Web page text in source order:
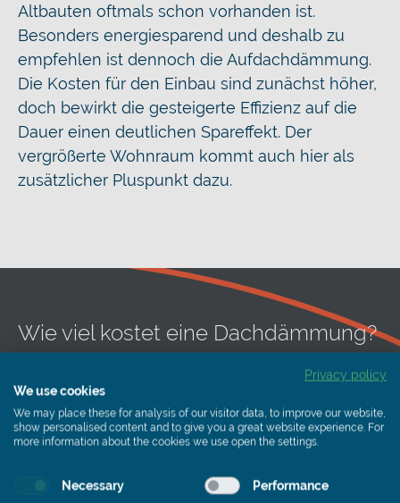
Altbauten oftmals schon vorhanden ist.
Besonders energiesparend und deshalb zu
empfehlen ist dennoch die Aufdachdämmung.
Die Kosten für den Einbau sind zunächst höher,
doch bewirkt die gesteigerte Effizienz auf die
Dauer einen deutlichen Spareffekt. Der
vergrößerte Wohnraum kommt auch hier als
zusätzlicher Pluspunkt dazu.
Wie viel kostet eine Dachdämmung?
Die Kosten für eine neue Dämmung sind von
einer Vielzahl von Faktoren abhängig und
lassen sich daher lediglich in Preisspannen
angeben. Für Auf-, Unter- und
der Wärmedämmung pro Quadratmeter stark.
Privacy policy
We use cookies
We may place these for analysis of our visitor data, to improve our website,
show personalised content and to give you a great website experience. For
more information about the cookies we use open the settings.
Necessary Performance